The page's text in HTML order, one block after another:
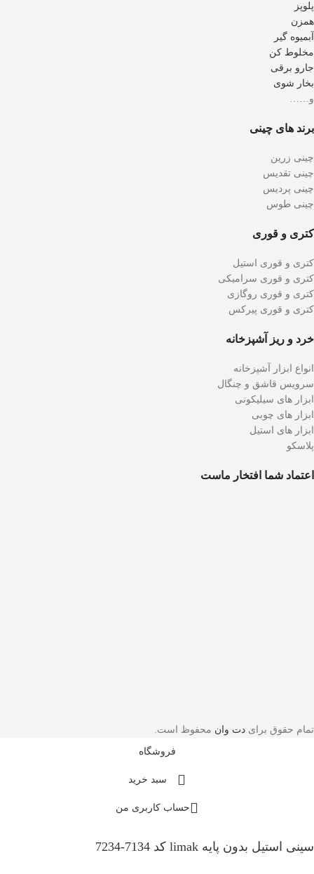
پلوپز
همزن
آبمیوه گیر
مخلوط کن
جارو برقی
بخار شوی
و……
برند های چینی
چینی زرین
چینی تقدیس
چینی پردیس
چینی طوس
کتری و قوری
کتری و قوری استیل
کتری و قوری سرامیکی
کتری و قوری روگازی
کتری و قوری پیرکس
خرد و ریز آشپزخانه
انواع ابزار آشپزخانه
سرویس قاشق و چنگال
ابزار های سیلیکونی
ابزار های چوبی
ابزار های استیل
پلاسکو
اعتماد شما افتخار ماست
تمام حقوق برای دت وان محفوظ است.
فروشگاه
سبد خرید
حساب کاربری من
سینی استیل بدون پایه limak کد 7134-7234